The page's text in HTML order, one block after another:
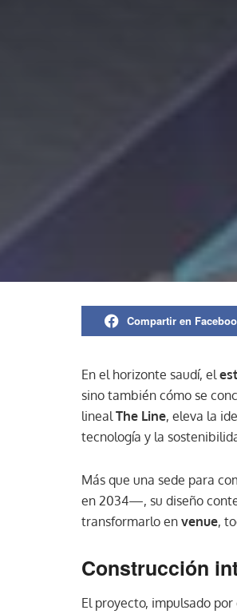
Compartir en
En el horizonte saudí, el
sino también cómo se
linealThe Line, eleva la
tecnología y la
Más que una sede para
en 2034—, su diseño
transformarlo en venue,
Construcción
El proyecto, impulsado por